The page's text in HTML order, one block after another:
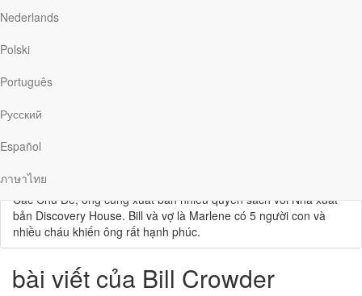
Nederlands
Polski
Português
Русский
Español
ภาษาไทย
Bill Crowder
Bill Crowder trở thành nhân sự của Mục vụ RBC sau 20 năm
như là giáo sư cộng sự. Thêm vào đó, ông dành nhiều thời gian
khắp thế giới. Ông đã viết nhiều quyển sách cho loạt Khám Phá
Các Chủ Đề, ông cũng xuất bản nhiều quyển sách với Nhà xuất
bản Discovery House. Bill và vợ là Marlene có 5 người con và
nhiều cháu khiến ông rất hạnh phúc.
bài viết của Bill Crowder